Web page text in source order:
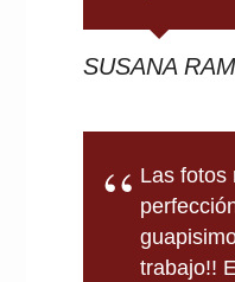
SUSANA
Las fotos
trabajo!!